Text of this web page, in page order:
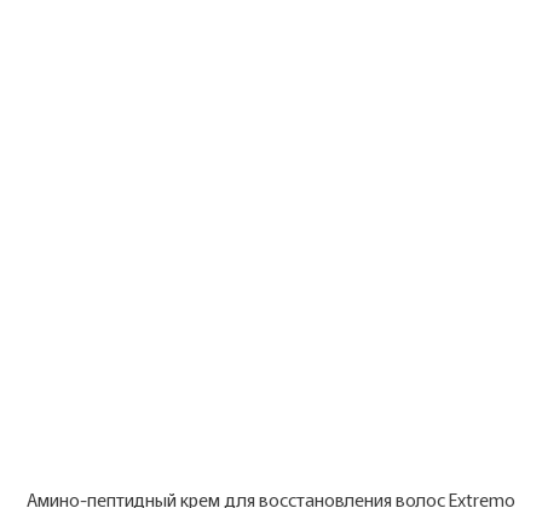
Амино-пептидный крем для восстановления волос Extremo